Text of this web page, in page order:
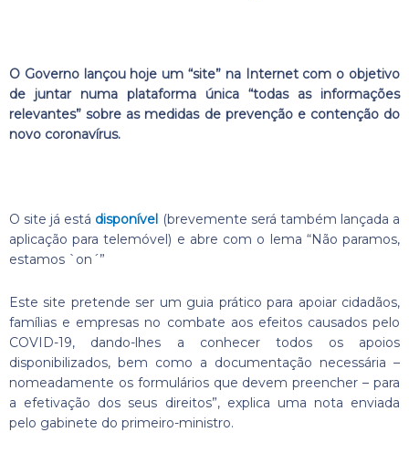
O Governo lançou hoje um “site” na Internet com o objetivo
de juntar numa plataforma única “todas as informações
relevantes” sobre as medidas de prevenção e contenção do
novo coronavírus.
O site já está disponível (brevemente será também lançada a
aplicação para telemóvel) e abre com o lema “Não paramos,
estamos `on´”
Este site pretende ser um guia prático para apoiar cidadãos,
famílias e empresas no combate aos efeitos causados pelo
COVID-19, dando-lhes a conhecer todos os apoios
disponibilizados, bem como a documentação necessária –
nomeadamente os formulários que devem preencher – para
a efetivação dos seus direitos”, explica uma nota enviada
pelo gabinete do primeiro-ministro.